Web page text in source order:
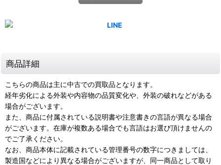
商品詳細
こちらの商品は主に中古での買取品となります。
経年劣化による外装や内容物の品質変化や、外装の破れなどがある
場合がございます。
また、商品に付属されている説明書や注意書きの言語が異なる場合
がございます。在庫が複数ある場合でも言語はお選び頂けませんの
でご了承ください。
なお、商品本体に記載されている管理番号の数字につきましては、
製造国などにより異なる場合がございますが、同一商品として取り